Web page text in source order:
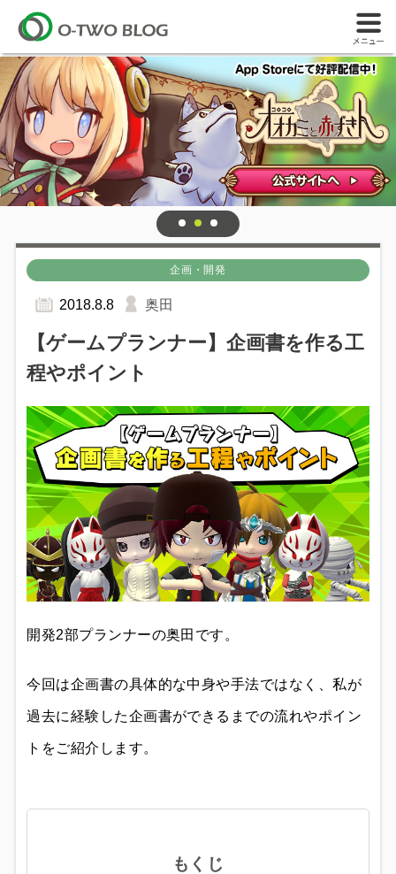
企画・開発
2018.8.8 奥田
【ゲームプランナー】企画書を作る工
程やポイント
開発2部プランナーの奥田です。
今回は企画書の具体的な中身や手法ではなく、私が
過去に経験した企画書ができるまでの流れやポイン
トをご紹介します。
もくじ